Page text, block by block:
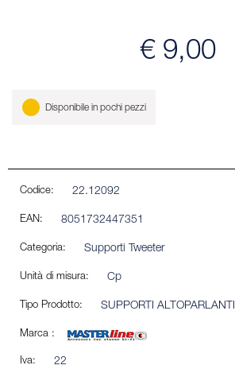
€ 9,00
Disponibile in pochi pezzi
Codice: 22.12092
EAN: 8051732447351
Categoria: Supporti Tweeter
Unità di misura: Cp
Tipo Prodotto: SUPPORTI ALTOPARLANTI
Marca :
Iva: 22